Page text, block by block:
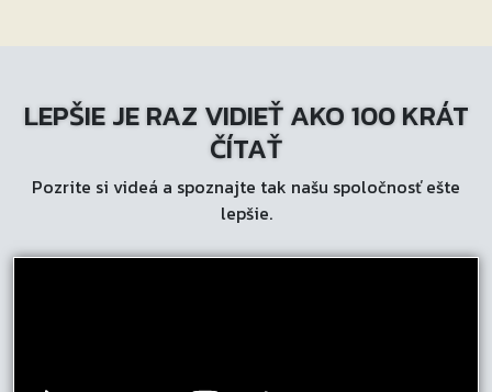
LEPŠIE JE RAZ VIDIEŤ AKO 100 KRÁT
ČÍTAŤ
Pozrite si videá a spoznajte tak našu spoločnosť ešte
lepšie.